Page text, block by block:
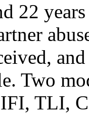
22
Two
TLI,